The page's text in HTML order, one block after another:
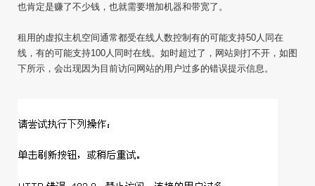
也肯定是赚了不少钱，也就需要增加机器和带宽了。
租用的虚拟主机空间通常都受在线人数控制有的可能支持50人同在
线，有的可能支持100人同时在线。如时超过了，网站则打不开，如图
下所示，会出现因为目前访问网站的用户过多的错误提示信息。